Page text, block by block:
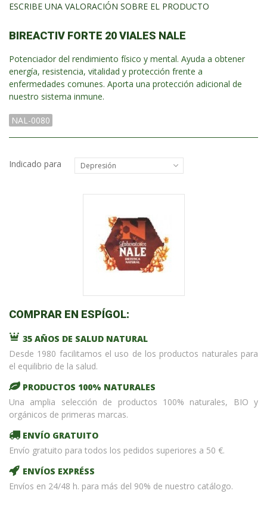
ESCRIBE UNA VALORACIÓN SOBRE EL PRODUCTO
BIREACTIV FORTE 20 VIALES NALE
Potenciador del rendimiento físico y mental. Ayuda a obtener
energía, resistencia, vitalidad y protección frente a
enfermedades comunes. Aporta una protección adicional de
nuestro sistema inmune.
NAL-0080
Indicado para Depresión
COMPRAR EN ESPÍGOL:
35 AÑOS DE SALUD NATURAL
Desde 1980 facilitamos el uso de los productos naturales para
el equilibrio de la salud.
PRODUCTOS 100% NATURALES
Una amplia selección de productos 100% naturales, BIO y
orgánicos de primeras marcas.
ENVÍO GRATUITO
Envío gratuito para todos los pedidos superiores a 50 €.
ENVÍOS EXPRÉSS
Envíos en 24/48 h. para más del 90% de nuestro catálogo.